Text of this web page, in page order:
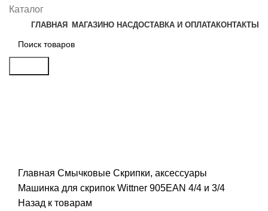
Каталог
ГЛАВНАЯ МАГАЗИНО НАСДОСТАВКА И ОПЛАТАКОНТАКТЫ
Главная Смычковые Скрипки, аксессуары
Машинка для скрипок Wittner 905EAN 4/4 и 3/4
Назад к товарам